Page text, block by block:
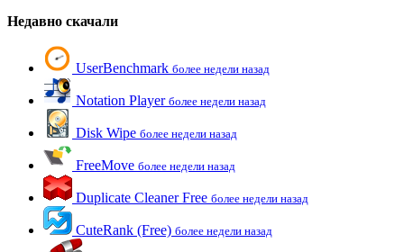
Недавно скачали
UserBenchmark более недели назад
Notation Player более недели назад
Disk Wipe более недели назад
FreeMove более недели назад
Duplicate Cleaner Free более недели назад
CuteRank (Free) более недели назад